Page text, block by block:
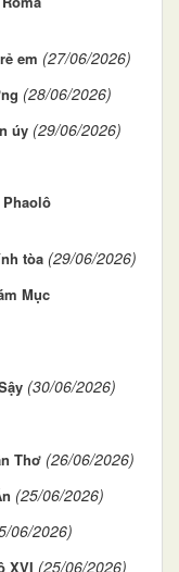
em (27/06/2026)
(28/06/2026)
úy (29/06/2026)
tòa (29/06/2026)
Mục
(30/06/2026)
Thơ (26/06/2026)
(25/06/2026)
06/2026)
XVI (25/06/2026)